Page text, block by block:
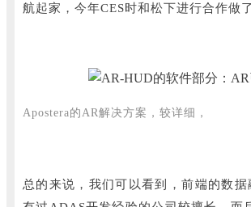
航起家，今年CES时和松下进行合作做
Apostera的AR解决方案，较详细，
总的来说，我们可以看到，前端的数